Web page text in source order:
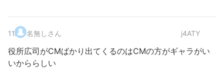
11. 名無しさん j4ATY
役所広司がCMばかり出てくるのはCMの方がギャラがい
いかららしい